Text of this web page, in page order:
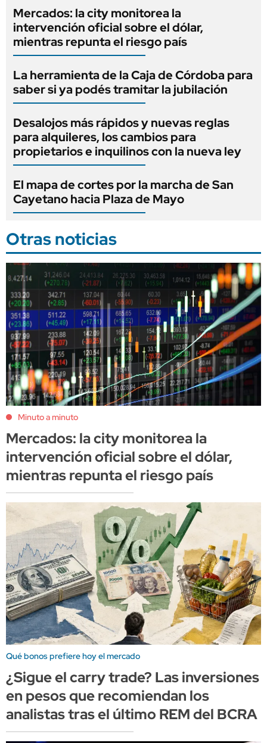
Mercados: la city monitorea la
intervención oficial sobre el dólar,
mientras repunta el riesgo país
La herramienta de la Caja de Córdoba para
saber si ya podés tramitar la jubilación
Desalojos más rápidos y nuevas reglas
para alquileres, los cambios para
propietarios e inquilinos con la nueva ley
El mapa de cortes por la marcha de San
Cayetano hacia Plaza de Mayo
Otras noticias
Minuto a minuto
Mercados: la city monitorea la
intervención oficial sobre el dólar,
mientras repunta el riesgo país
Qué bonos prefiere hoy el mercado
¿Sigue el carry trade? Las inversiones
en pesos que recomiendan los
analistas tras el último REM del BCRA